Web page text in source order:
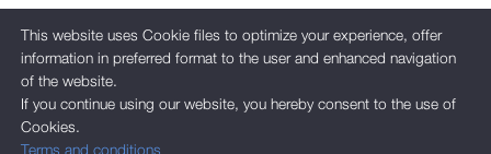
as of July 2026
05 AUGUST, 2026
This website uses Cookie files to optimize your experience, offer
information in preferred format to the user and enhanced navigation
of the website.
If you continue using our website, you hereby consent to the use of
Cookies.
Terms and conditions